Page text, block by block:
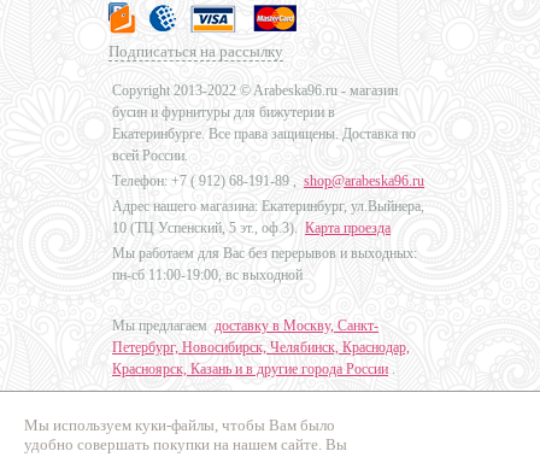
Мы используем куки-файлы, чтобы Вам было
удобно совершать покупки на нашем сайте. Вы
Подписаться на рассылку
Copyright 2013-2022 © Arabeska96.ru - магазин
бусин и фурнитуры для бижутерии в
Екатеринбурге. Все права защищены. Доставка по
всей России.
Телефон: +7 ( 912) 68-191-89 , shop@arabeska96.ru
Адрес нашего магазина: Екатеринбург, ул.Выйнера,
10 (ТЦ Успенский, 5 эт., оф.3). Карта проезда
Мы работаем для Вас без перерывов и выходных:
пн-сб 11:00-19:00, вс выходной
Мы предлагаем доставку в Москву, Санкт-
Петербург, Новосибирск, Челябинск, Краснодар,
Красноярск, Казань и в другие города России .
Дизайн - Наталья Мальцева